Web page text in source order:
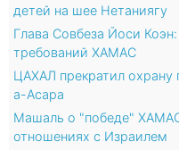
детей на шее Нетаниягу
Глава Совбеза Йоси
требований ХАМАС
ЦАХАЛ прекратил охрану
а-Асара
Машаль о "победе"
отношениях с Израилем